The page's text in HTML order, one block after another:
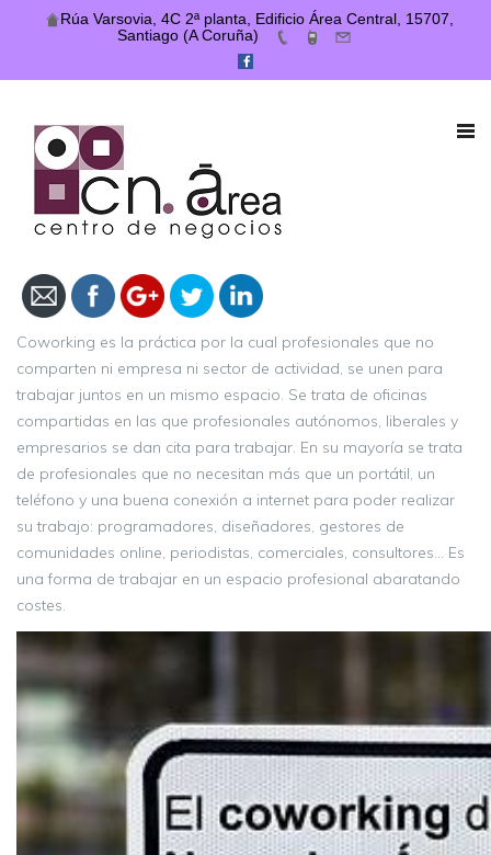
Rúa Varsovia, 4C 2ª planta, Edificio Área Central, 15707,
Santiago (A Coruña)
https://centrodenegociosarea.com/coworking-
Coworking es la práctica por la cual profesionales que no
comparten ni empresa ni sector de actividad, se unen para
trabajar juntos en un mismo espacio. Se trata de oficinas
compartidas en las que profesionales autónomos, liberales y
empresarios se dan cita para trabajar. En su mayoría se trata
de profesionales que no necesitan más que un portátil, un
teléfono y una buena conexión a internet para poder realizar
su trabajo: programadores, diseñadores, gestores de
comunidades online, periodistas, comerciales, consultores… Es
una forma de trabajar en un espacio profesional abaratando
costes.